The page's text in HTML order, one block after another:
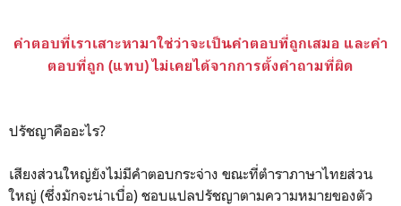
คำตอบที่เราเสาะหามาใช่ว่าจะเป็นคำตอบที่ถูกเสมอ และคำ
ตอบที่ถูก (แทบ) ไม่เคยได้จากการตั้งคำถามที่ผิด
ปรัชญาคืออะไร?
เสียงส่วนใหญ่ยังไม่มีคำตอบกระจ่าง ขณะที่ตำราภาษาไทยส่วน
ใหญ่ (ซึ่งมักจะน่าเบื่อ) ชอบแปลปรัชญาตามความหมายของตัว